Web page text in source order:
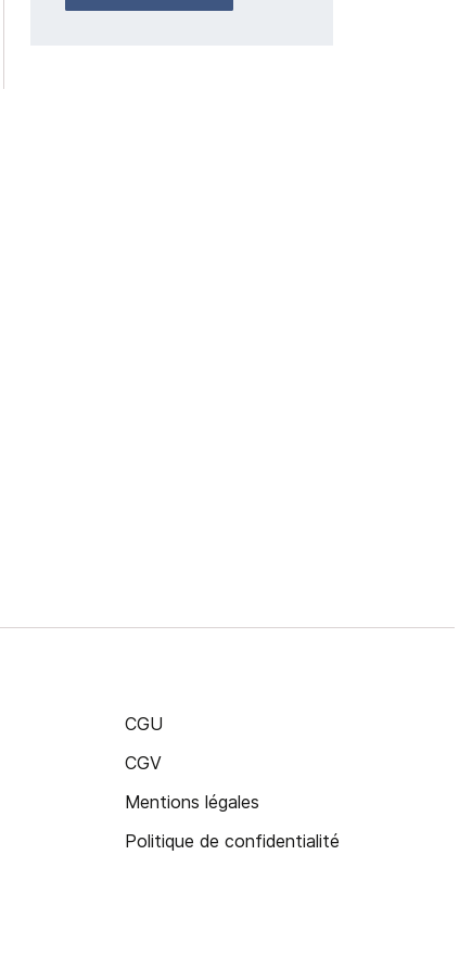
CGU
CGV
Mentions légales
Politique de confidentialité